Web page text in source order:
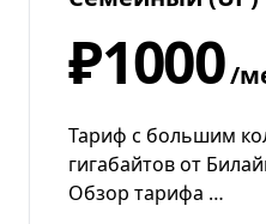
₽1000/
Тариф с большим
гигабайтов от
Обзор тарифа …